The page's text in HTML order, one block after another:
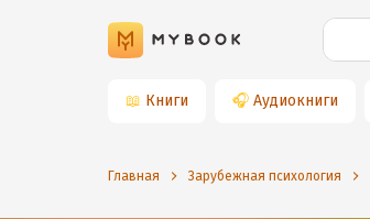
📖 Книги 🎧 Аудиокниги
Главная Зарубежная психология